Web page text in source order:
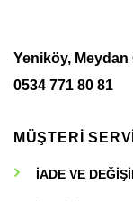
Yeniköy, Meydan
0534 771 80 81
MÜŞTERİ
İADE VE